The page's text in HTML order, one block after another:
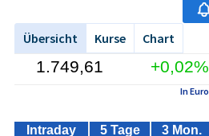
Übersicht
Kurse Chart
1.749,61 +0,02%
In Euro
Intraday 5 Tage 3 Mon.